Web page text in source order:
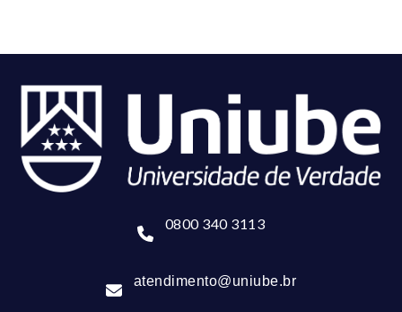
0800 340 3113
atendimento@uniube.br